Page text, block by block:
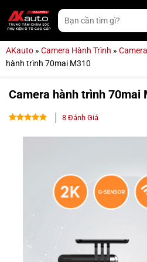
qua
nội
Tìm
kiếm:
AKauto » Camera Hành Trình »
hành trình 70mai M310
Camera hành trình 70mai
8Đánh Giá